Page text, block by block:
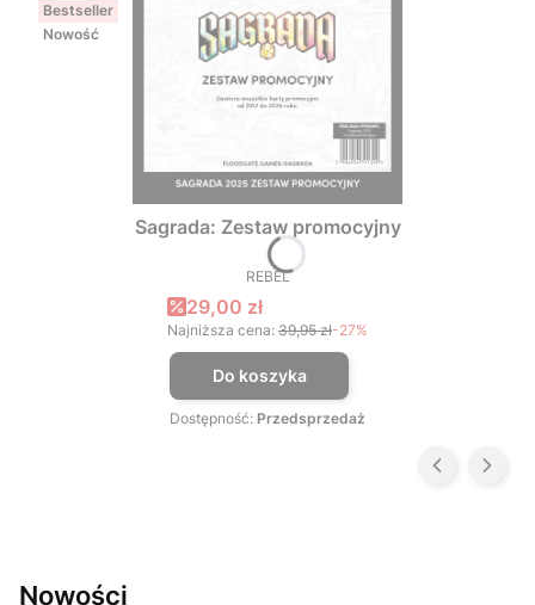
Bestseller
Nowość
Sagrada: Zestaw promocyjny
PRODUCENT
REBEL
Cena promocyjna
29,00 zł
Najniższa cena: 39,95 zł-27%
Do koszyka
Dostępność: Przedsprzedaż
Nowości